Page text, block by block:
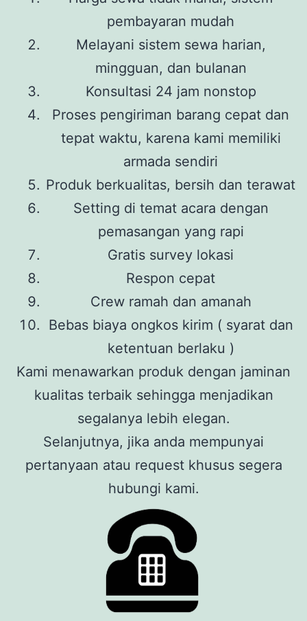
pembayaran mudah
Melayani sistem sewa harian,
mingguan, dan bulanan
Konsultasi 24 jam nonstop
Proses pengiriman barang cepat dan
tepat waktu, karena kami memiliki
armada sendiri
Produk berkualitas, bersih dan terawat
Setting di temat acara dengan
pemasangan yang rapi
Gratis survey lokasi
Respon cepat
Crew ramah dan amanah
Bebas biaya ongkos kirim ( syarat dan
ketentuan berlaku )
Kami menawarkan produk dengan jaminan
kualitas terbaik sehingga menjadikan
segalanya lebih elegan.
Selanjutnya, jika anda mempunyai
pertanyaan atau request khusus segera
hubungi kami.